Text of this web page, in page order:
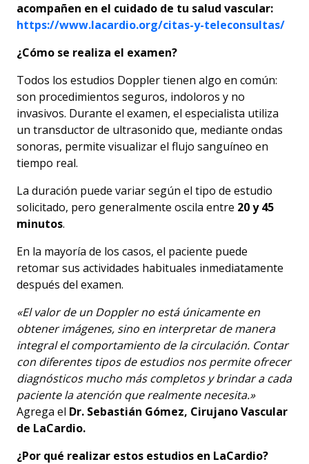
acompañen en el cuidado de tu salud vascular:
https://www.lacardio.org/citas-y-teleconsultas/
¿Cómo se realiza el examen?
Todos los estudios Doppler tienen algo en común:
son procedimientos seguros, indoloros y no
invasivos. Durante el examen, el especialista utiliza
un transductor de ultrasonido que, mediante ondas
sonoras, permite visualizar el flujo sanguíneo en
tiempo real.
La duración puede variar según el tipo de estudio
solicitado, pero generalmente oscila entre 20 y 45
minutos.
En la mayoría de los casos, el paciente puede
retomar sus actividades habituales inmediatamente
después del examen.
«El valor de un Doppler no está únicamente en
obtener imágenes, sino en interpretar de manera
integral el comportamiento de la circulación. Contar
con diferentes tipos de estudios nos permite ofrecer
diagnósticos mucho más completos y brindar a cada
paciente la atención que realmente necesita.»
Agrega el Dr. Sebastián Gómez, Cirujano Vascular
de LaCardio.
¿Por qué realizar estos estudios en LaCardio?